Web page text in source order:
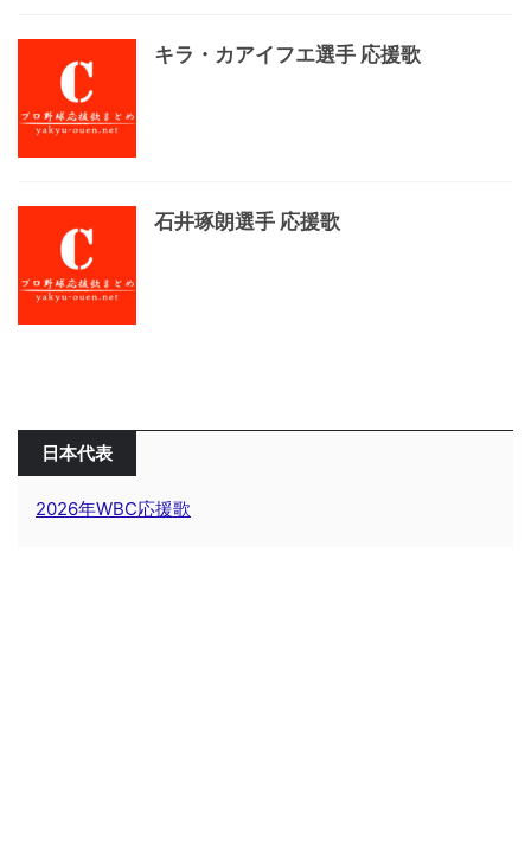
キラ・カアイフエ選手 応援歌
石井琢朗選手 応援歌
日本代表
2026年WBC応援歌